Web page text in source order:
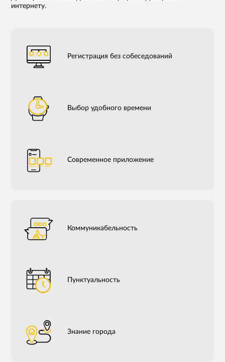
интернету.
Регистрация без собеседований
Выбор удобного времени
Современное приложение
Коммуникабельность
Пунктуальность
Знание города